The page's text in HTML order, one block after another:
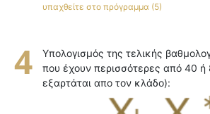
υπαχθείτε στο πρόγραμμα (5)
Υπολογισμός της τελικής
που έχουν περισσότερες από 40 ή
εξαρτάται απο τον κλάδο):